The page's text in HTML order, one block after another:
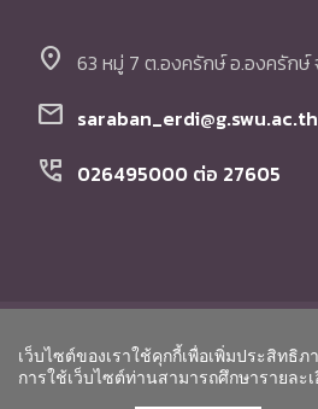
เว็บไซต์ของเราใช้คุกกี้เพื่อเพิ่มประสิทธิ
การใช้เว็บไซต์ท่านสามารถศึกษารายละ
location_on 63 หมู่ 7 ต.องครักษ์ อ.องครักษ์
mail saraban_erdi@g.swu.ac.th
perm_phone_msg 026495000 ต่อ 27605
© Copyright สถาบันวิจัย พัฒนา
มหาวิทยาลัยศรีนครินทรวิโรฒ.